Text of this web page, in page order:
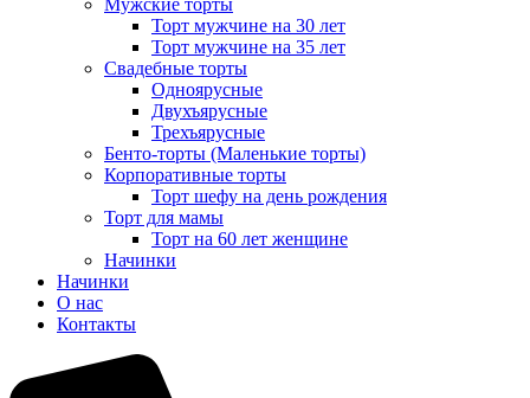
Мужские торты
Торт мужчине на 30 лет
Торт мужчине на 35 лет
Свадебные торты
Одноярусные
Двухъярусные
Трехъярусные
Бенто-торты (Маленькие торты)
Корпоративные торты
Торт шефу на день рождения
Торт для мамы
Торт на 60 лет женщине
Начинки
Начинки
О нас
Контакты